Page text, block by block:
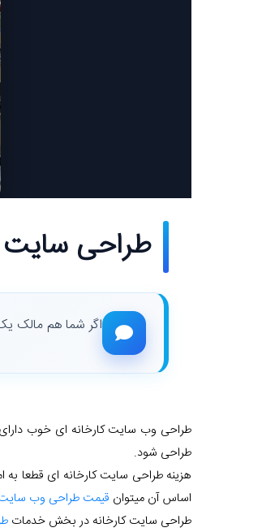
طراحی سایت
اگر شما هم مالک یک
طراحی وب سایت کارخانه ای خوب
طراحی شود.
هزینه طراحی سایت کارخانه ای قطعا به
اساس آن میتوان قیمت طراحی وب
طراحی سایت کارخانه در بخش خدمات